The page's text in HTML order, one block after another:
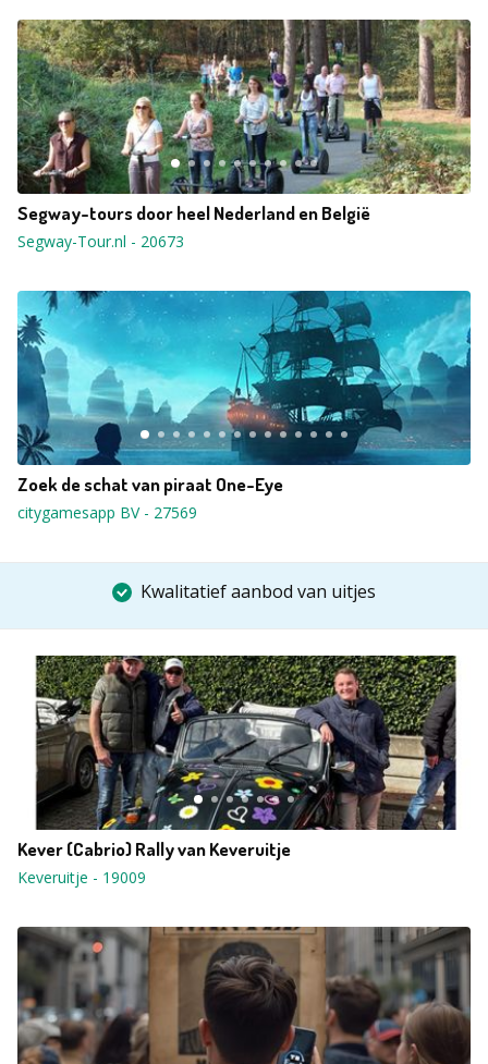
Segway-tours door heel Nederland en België
Segway-Tour.nl - 20673
Zoek de schat van piraat One-Eye
citygamesapp BV- 27569
Kwalitatief aanbod van uitjes
Kever (Cabrio) Rally van Keveruitje
Keveruitje - 19009